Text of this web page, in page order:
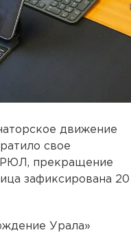
движение
свое
прекращение
зафиксирована 20
Урала»